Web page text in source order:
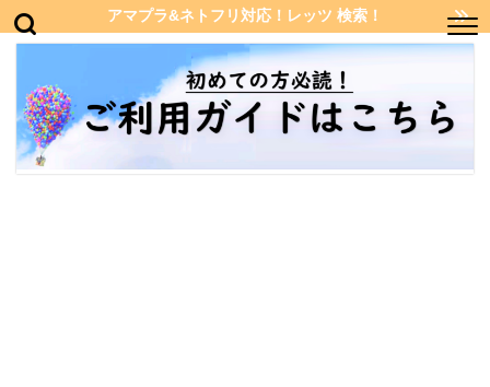
アマプラ&ネトフリ対応！レッツ 検索！